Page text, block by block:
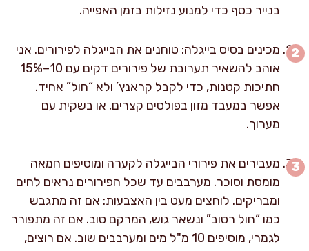
בנייר כסף כדי למנוע נזילות בזמן האפייה.
מכינים בסיס בייגלה: טוחנים את הבייגלה לפירורים. אני
אוהב להשאיר תערובת של פירורים דקים עם 10–15%
חתיכות קטנות, כדי לקבל קראנץ’ ולא “חול” אחיד.
אפשר במעבד מזון בפולסים קצרים, או בשקית עם
מערוך.
מעבירים את פירורי הבייגלה לקערה ומוסיפים חמאה
מומסת וסוכר. מערבבים עד שכל הפירורים נראים לחים
ומבריקים. לוחצים מעט בין האצבעות: אם זה מתגבש
כמו “חול רטוב” ונשאר גוש, המרקם טוב. אם זה מתפורר
לגמרי, מוסיפים 10 מ"ל מים ומערבבים שוב. אם רוצים,